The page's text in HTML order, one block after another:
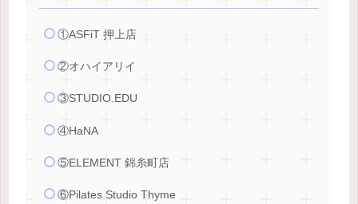
①ASFiT 押上店
②オハイアリイ
③STUDIO.EDU
④HaNA
⑤ELEMENT 錦糸町店
⑥Pilates Studio Thyme